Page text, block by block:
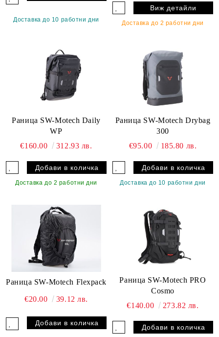
Доставка до 10 работни дни
Виж детайли
Доставка до 2 работни дни
Раница SW-Motech Daily
WP
€160.00
312.93 лв.
Доставка до 2 работни дни
Раница SW-Motech Drybag
300
€95.00
185.80 лв.
Доставка до 10 работни дни
Раница SW-Motech Flexpack
€20.00 39.12 лв.
Раница SW-Motech PRO
Cosmo
€140.00
273.82 лв.